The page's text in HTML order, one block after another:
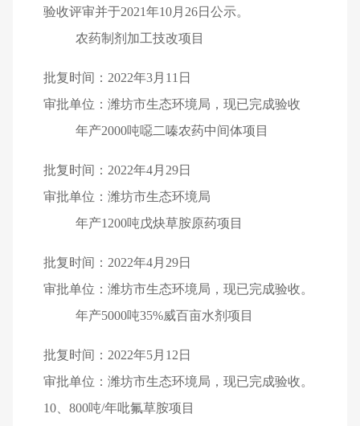
验收评审并于2021年10月26日公示。
农药制剂加工技改项目
批复时间：2022年3月11日
审批单位：潍坊市生态环境局，现已完成验收
年产2000吨噁二嗪农药中间体项目
批复时间：2022年4月29日
审批单位：潍坊市生态环境局
年产1200吨戊炔草胺原药项目
批复时间：2022年4月29日
审批单位：潍坊市生态环境局，现已完成验收。
年产5000吨35%威百亩水剂项目
批复时间：2022年5月12日
审批单位：潍坊市生态环境局，现已完成验收。
10 、800吨/年吡氟草胺项目